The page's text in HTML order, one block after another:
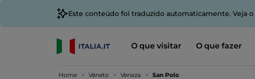
Este conteúdo foi traduzido automaticamente. Veja o
O que visitar O que fazer
Home Véneto Veneza San Polo